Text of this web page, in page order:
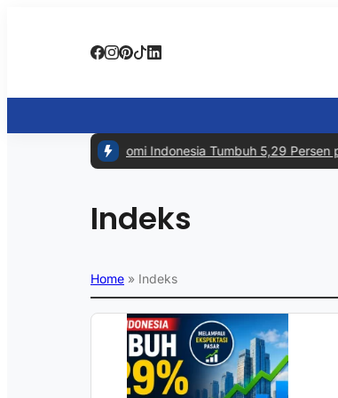
Ekonomi Indonesia Tumbuh 5,29 Persen
Indeks
Home » Indeks